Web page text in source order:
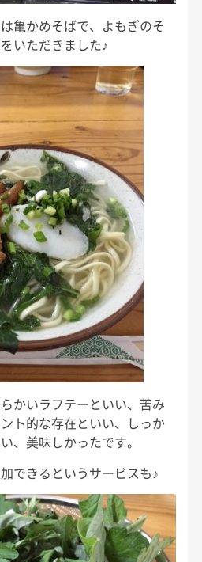
亀かめそばで、よもぎのそ
いただきました♪
かいラフテーといい、苦み
ト的な存在といい、しっか
、美味しかったです。
できるというサービスも♪